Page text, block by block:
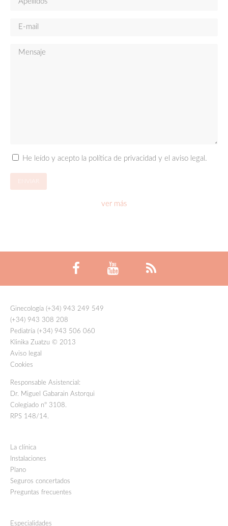
He leído y acepto la política de privacidad y el aviso legal.
ver más
Ginecología (+34) 943 249 549
(+34) 943 308 208
Pediatría (+34) 943 506 060
Klinika Zuatzu © 2013
Aviso legal
Cookies
Responsable Asistencial:
Dr. Miguel Gabarain Astorqui
Colegiado nº 3108.
RPS 148/14.
La clínica
Instalaciones
Plano
Seguros concertados
Preguntas frecuentes
Especialidades